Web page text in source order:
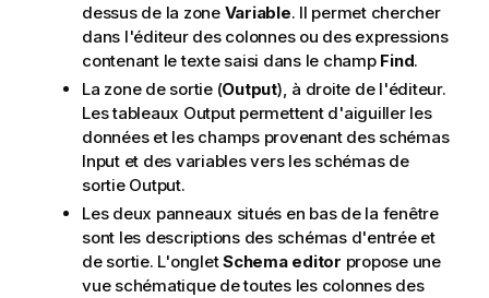
dessus de la zone Variable. Il permet chercher
dans l'éditeur des colonnes ou des expressions
contenant le texte saisi dans le champ Find.
La zone de sortie (Output), à droite de l'éditeur.
Les tableaux Output permettent d'aiguiller les
données et les champs provenant des schémas
Input et des variables vers les schémas de
sortie Output.
Les deux panneaux situés en bas de la fenêtre
sont les descriptions des schémas d'entrée et
de sortie. L'ongletSchema editor propose une
vue schématique de toutes les colonnes des